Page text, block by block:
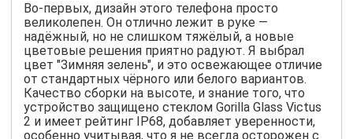
Во-первых, дизайн этого телефона просто
великолепен. Он отлично лежит в руке —
надёжный, но не слишком тяжёлый, а новые
цветовые решения приятно радуют. Я выбрал
цвет "Зимняя зелень", и это освежающее отличие
от стандартных чёрного или белого вариантов.
Качество сборки на высоте, и знание того, что
устройство защищено стеклом Gorilla Glass Victus
2 и имеет рейтинг IP68, добавляет уверенности,
особенно учитывая, что я не всегда осторожен с